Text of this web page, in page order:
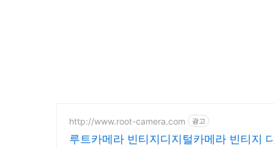
http://www.root-camera.com 광고
루트카메라 빈티지디지털카메라 빈티지